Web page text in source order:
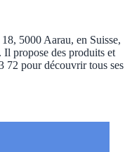
5000 Aarau, en Suisse,
propose des produits et
72 pour découvrir tous ses